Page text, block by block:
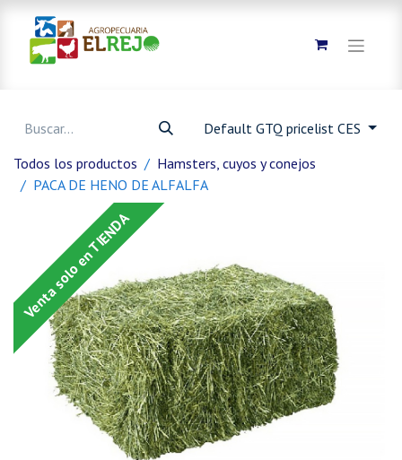
Default GTQ pricelist CES
Todos los productos
Hamsters, cuyos y conejos
PACA DE HENO DE ALFALFA
Venta solo en TIENDA